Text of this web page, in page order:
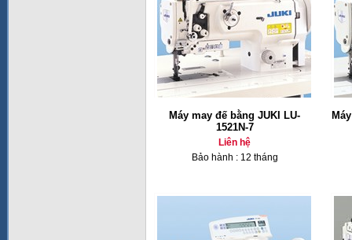
Máy may đế bằng JUKI LU-
1521N-7
Liên hệ
Bảo hành : 12 tháng